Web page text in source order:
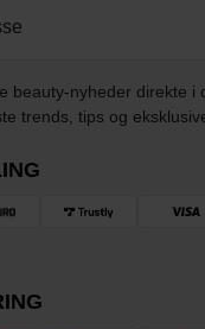
beauty-nyheder direkte i
trends, tips og